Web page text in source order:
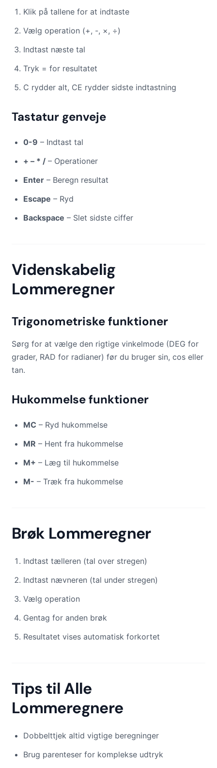
Klik på tallene for at indtaste
Vælg operation (+, -, ×, ÷)
Indtast næste tal
Tryk = for resultatet
C rydder alt, CE rydder sidste indtastning
Tastatur genveje
0-9 – Indtast tal
+ – * / – Operationer
Enter – Beregn resultat
Escape – Ryd
Backspace – Slet sidste ciffer
Videnskabelig
Lommeregner
Trigonometriske funktioner
Sørg for at vælge den rigtige vinkelmode (DEG for
grader, RAD for radianer) før du bruger sin, cos eller
tan.
Hukommelse funktioner
MC – Ryd hukommelse
MR – Hent fra hukommelse
M+ – Læg til hukommelse
M- – Træk fra hukommelse
Brøk Lommeregner
Indtast tælleren (tal over stregen)
Indtast nævneren (tal under stregen)
Vælg operation
Gentag for anden brøk
Resultatet vises automatisk forkortet
Tips til Alle
Lommeregnere
Dobbelttjek altid vigtige beregninger
Brug parenteser for komplekse udtryk